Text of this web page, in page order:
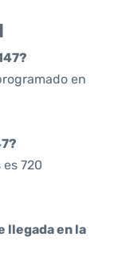
en
720
llegada en la